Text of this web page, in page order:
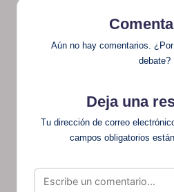
Aún no hay comentarios.
debate?
Deja una
Tu dirección de correo
campos obligatorios